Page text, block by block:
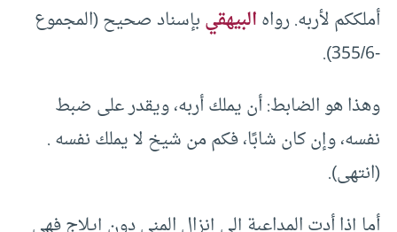
أملككم لأربه. رواهالبيهقيبإسناد صحيح (المجموع
-355/6).
وهذا هو الضابط: أن يملك أربه، ويقدر على ضبط
نفسه، وإن كان شابًا، فكم من شيخ لا يملك نفسه .
(انتهى).